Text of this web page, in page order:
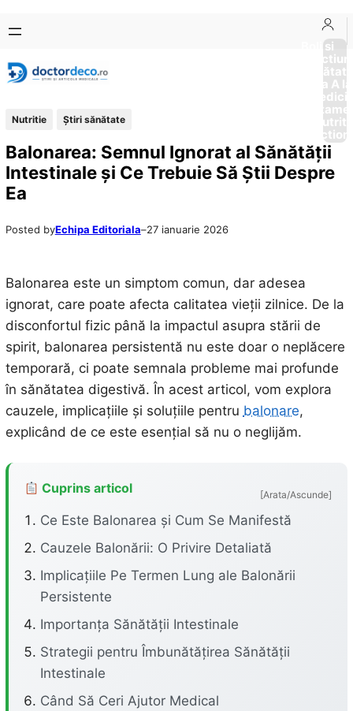
conținut
content
Boli si
Afectiuni
Sănătate
de la A
Nutritie Ştiri sănătate
Balonarea: Semnul Ignorat al Sănătății
Intestinale și Ce Trebuie Să Știi Despre
Ea
Posted byEchipa Editoriala–27 ianuarie 2026
Balonarea este un simptom comun, dar adesea
ignorat, care poate afecta calitatea vieții zilnice. De la
disconfortul fizic până la impactul asupra stării de
spirit, balonarea persistentă nu este doar o neplăcere
temporară, ci poate semnala probleme mai profunde
în sănătatea digestivă. În acest articol, vom explora
cauzele, implicațiile și soluțiile pentru balonare,
explicând de ce este esențial să nu o neglijăm.
Cuprins articol [Arata/Ascunde]
Ce Este Balonarea și Cum Se Manifestă
Cauzele Balonării: O Privire Detaliată
Implicațiile Pe Termen Lung ale Balonării
Persistente
Importanța Sănătății Intestinale
Strategii pentru Îmbunătățirea Sănătății
Intestinale
Când Să Ceri Ajutor Medical